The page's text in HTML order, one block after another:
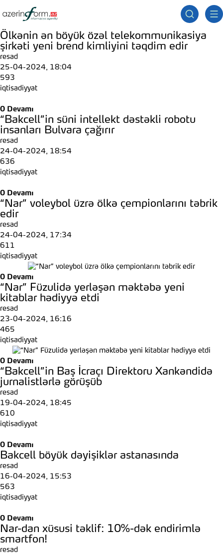
Ölkənin ən böyük özəl telekommunikasiya
şirkəti yeni brend kimliyini təqdim edir
resad
25-04-2024, 18:04
593
iqtisadiyyat
0 Devamı
“Bakcell”in süni intellekt dəstəkli robotu
insanları Bulvara çağırır
resad
24-04-2024, 18:54
636
iqtisadiyyat
0 Devamı
“Nar” voleybol üzrə ölkə çempionlarını təbrik
edir
resad
24-04-2024, 17:34
611
iqtisadiyyat
0 Devamı
“Nar” Füzulidə yerləşən məktəbə yeni
kitablar hədiyyə etdi
resad
23-04-2024, 16:16
465
iqtisadiyyat
0 Devamı
“Bakcell”in Baş İcraçı Direktoru Xankəndidə
jurnalistlərlə görüşüb
resad
19-04-2024, 18:45
610
iqtisadiyyat
0 Devamı
Bakcell böyük dəyişiklər astanasında
resad
16-04-2024, 15:53
563
iqtisadiyyat
0 Devamı
Nar-dan xüsusi təklif: 10%-dək endirimlə
smartfon!
resad